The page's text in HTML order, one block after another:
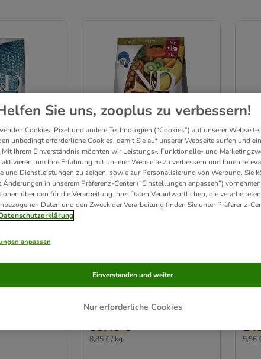
Orange
Maxi
kg
2 Varianten
N&D Cat Tropical Selection
88,49 €
8,85 € / kg
2
5,96
Sie uns, zooplus zu verbessern!
Cookies, Pixel und andere Technologien (“Cookies”) auf unserer
unbedingt erforderliche Cookies, damit Sie auf unserer Webseite surfen und
Mit Ihrem Einverständnis möchten wir Leistungs-, Funktionelle- und
um Ihre Erfahrung mit unserer Webseite zu verbessern und Ihnen
und Dienstleistungen zu zeigen, sowie zur Personalisierung von Werbung. Sie
Änderungen in unserem Präferenz-Center (“Einstellungen anpassen”)
über den für die Verarbeitung Ihrer Daten Verantwortlichen, die verarbeiteten
Daten und den Zweck der Verarbeitung finden Sie unter Präferenz-
anpassen
Nur erforderliche Cookies
Einverstanden und weiter